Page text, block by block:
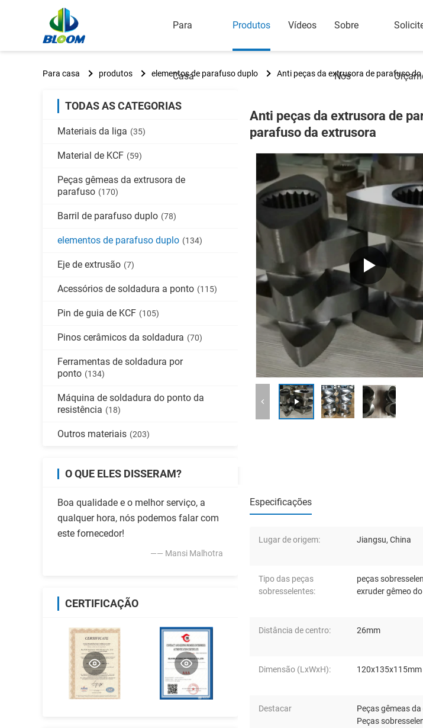
Para
Casa
Produtos Vídeos Sobre
Nós
Para casa produtos elementos de parafuso duplo Anti peças da extrusora de parafuso
TODAS AS CATEGORIAS
Materiais da liga (35)
Material de KCF (59)
Peças gêmeas da extrusora de
parafuso (170)
Barril de parafuso duplo (78)
elementos de parafuso duplo (134)
Eje de extrusão (7)
Acessórios de soldadura a ponto (115)
Pin de guia de KCF (105)
Pinos cerâmicos da soldadura (70)
Ferramentas de soldadura por
ponto (134)
Máquina de soldadura do ponto da
resistência (18)
Outros materiais (203)
O QUE ELES DISSERAM?
Boa qualidade e o melhor serviço, a
qualquer hora, nós podemos falar com
este fornecedor!
—— Mansi Malhotra
CERTIFICAÇÃO
Anti peças da extrusora de
parafuso da extrusora
Especificações
Lugar de origem: Jiangsu, China
Tipo das peças
sobresselentes:
peças
exruder gêmeo
Distância de centro: 26mm
Dimensão (LxWxH): 120x135x115mm
Destacar Peças gêmeas
Peças